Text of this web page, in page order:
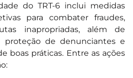
do TRT-6 inclui medidas
para combater fraudes,
inapropriadas, além de
proteção de denunciantes e
boas práticas. Entre as ações